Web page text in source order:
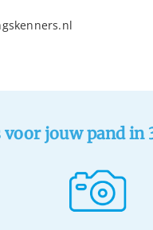
voor jouw pand in